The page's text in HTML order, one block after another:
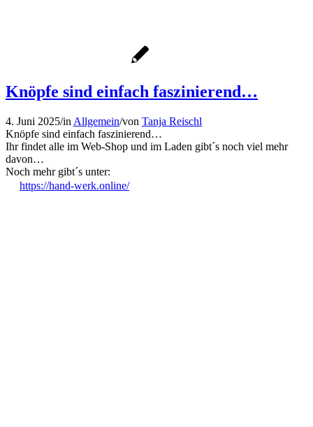
Knöpfe sind einfach faszinierend…
4. Juni 2025/in Allgemein/von Tanja Reischl
Knöpfe sind einfach faszinierend…
Ihr findet alle im Web-Shop und im Laden gibt´s noch viel mehr
davon…
Noch mehr gibt´s unter:
https://hand-werk.online/